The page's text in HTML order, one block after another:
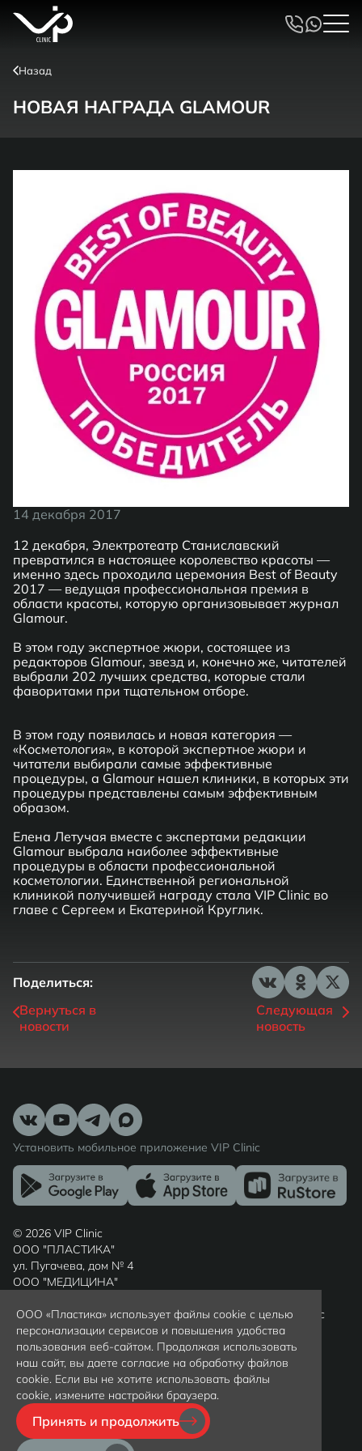
Назад
НОВАЯ НАГРАДА GLAMOUR
ООО «Пластика» использует файлы cookie с целью
персонализации сервисов и повышения удобства
пользования веб-сайтом. Продолжая использовать
наш сайт, вы даете согласие на обработку файлов
cookie. Если вы не хотите использовать файлы
cookie, измените настройки браузера.
Принять и продолжить
14 декабря 2017
12 декабря, Электротеатр Станиславский
превратился в настоящее королевство красоты —
именно здесь проходила церемония Best of Beauty
2017 — ведущая профессиональная премия в
области красоты, которую организовывает журнал
Glamour.
В этом году экспертное жюри, состоящее из
редакторов Glamour, звезд и, конечно же, читателей
выбрали 202 лучших средства, которые стали
фаворитами при тщательном отборе.
В этом году появилась и новая категория —
«Косметология», в которой экспертное жюри и
читатели выбирали самые эффективные
процедуры, а Glamour нашел клиники, в которых эти
процедуры представлены самым эффективным
образом.
Елена Летучая вместе с экспертами редакции
Glamour выбрала наиболее эффективные
процедуры в области профессиональной
косметологии. Единственной региональной
клиникой получившей награду стала VIP Clinic во
главе с Сергеем и Екатериной Круглик.
Поделиться:
Вернуться в
новости
Следующая
новость
Установить мобильное приложение VIP Clinic
© 2026 VIP Clinic
ООО "ПЛАСТИКА"
ул. Пугачева, дом № 4
ООО "МЕДИЦИНА"
Россия, г. Калининград, Калининградская область, индекс
236022
Вся представленная на сайте информация носит
ознакомительный характер и не является публичной
офертой, определяемой положениями статьи 437(2)
гражданского кодекса РФ. Цены уточняйте у
администраторов клиники по телефону +79097997372
Политика обработки персональных данных
Политика конфиденциальности